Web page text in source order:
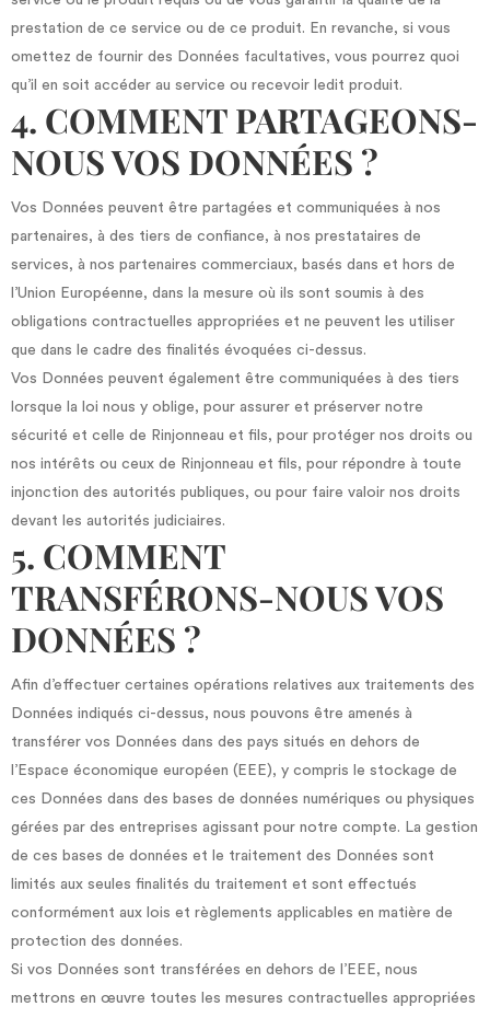
prestation de ce service ou de ce produit. En revanche, si vous
omettez de fournir des Données facultatives, vous pourrez quoi
qu’il en soit accéder au service ou recevoir ledit produit.
4. COMMENT PARTAGEONS-
NOUS VOS DONNÉES ?
Vos Données peuvent être partagées et communiquées à nos
partenaires, à des tiers de confiance, à nos prestataires de
services, à nos partenaires commerciaux, basés dans et hors de
l’Union Européenne, dans la mesure où ils sont soumis à des
obligations contractuelles appropriées et ne peuvent les utiliser
que dans le cadre des finalités évoquées ci-dessus.
Vos Données peuvent également être communiquées à des tiers
lorsque la loi nous y oblige, pour assurer et préserver notre
sécurité et celle de Rinjonneau et fils, pour protéger nos droits ou
nos intérêts ou ceux de Rinjonneau et fils, pour répondre à toute
injonction des autorités publiques, ou pour faire valoir nos droits
devant les autorités judiciaires.
5. COMMENT
TRANSFÉRONS-NOUS VOS
DONNÉES ?
Afin d’effectuer certaines opérations relatives aux traitements des
Données indiqués ci-dessus, nous pouvons être amenés à
transférer vos Données dans des pays situés en dehors de
l’Espace économique européen (EEE), y compris le stockage de
ces Données dans des bases de données numériques ou physiques
gérées par des entreprises agissant pour notre compte. La gestion
de ces bases de données et le traitement des Données sont
limités aux seules finalités du traitement et sont effectués
conformément aux lois et règlements applicables en matière de
protection des données.
Si vos Données sont transférées en dehors de l’EEE, nous
mettrons en œuvre toutes les mesures contractuelles appropriées